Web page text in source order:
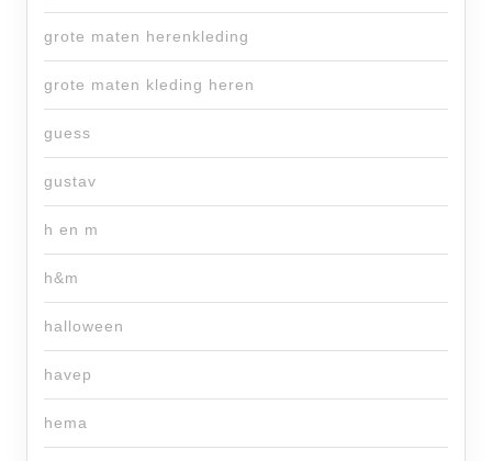
grote maten herenkleding
grote maten kleding heren
guess
gustav
h en m
h&m
halloween
havep
hema